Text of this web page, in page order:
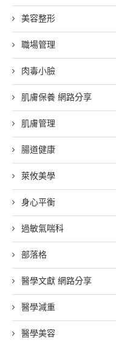
美容整形
職場管理
肉毒小臉
肌膚保養 網路分享
肌膚管理
腸道健康
萊攸美學
身心平衡
過敏氣喘科
部落格
醫學文獻 網路分享
醫學減重
醫學美容